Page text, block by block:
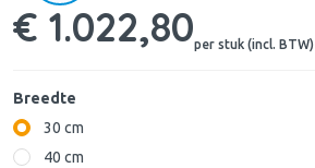
€ 1.022,80per stuk (incl. BTW)
Breedte
30 cm
40 cm